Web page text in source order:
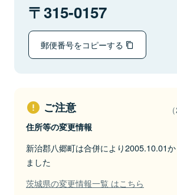
315-0157
郵便番号をコピーする
ご注意
住所等の変更情報
新治郡八郷町は合併により2005.10.01
ました
茨城県の変更情報一覧 はこちら